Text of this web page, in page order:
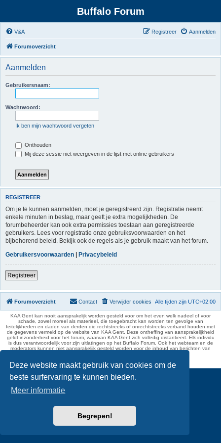
Deze website maakt gebruik van cookies om de
beste surfervaring te kunnen bieden.
Meer informatie
Begrepen!
Buffalo Forum
V&A Aanmelden
Registreer
Forumoverzicht
Aanmelden
Gebruikersnaam:
Wachtwoord:
Ik ben mijn wachtwoord vergeten
Onthouden
Mij deze sessie niet weergeven in de lijst met online gebruikers
REGISTREER
Om je te kunnen aanmelden, moet je geregistreerd zijn. Registratie neemt
enkele minuten in beslag, maar geeft je extra mogelijkheden. De
forumbeheerder kan ook extra permissies toestaan aan geregistreerde
gebruikers. Lees voor registratie onze gebruiksvoorwaarden en het
bijbehorend beleid. Bekijk ook de regels als je gebruik maakt van het forum.
Gebruikersvoorwaarden | Privacybeleid
Registreer
Forumoverzicht Alle tijden zijn UTC+02:00
Verwijder cookies
Contact
KAA Gent kan nooit aansprakelijk worden gesteld voor om het even welk nadeel of voor
schade, zowel moreel als materieel, die toegebracht kan worden ten gevolge van
feitelijkheden en daden van derden die rechtstreeks of onrechtstreeks verband houden met
de gegevens vermeld op de website van KAA Gent. Deze ontheffing van aansprakelijkheid
geldt inzonderheid voor het forum, waarvan KAA Gent zich volledig distantieert. Elk individu
is dus verantwoordelijk voor zijn uitlatingen op het Buffalo Forum. Ook het webteam en de
moderators kunnen niet aansprakelijk gesteld worden voor de inhoud van berichten van